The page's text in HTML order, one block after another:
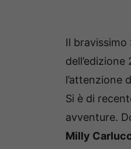
Il
l’attenzione
Si è di
avventure.
Milly